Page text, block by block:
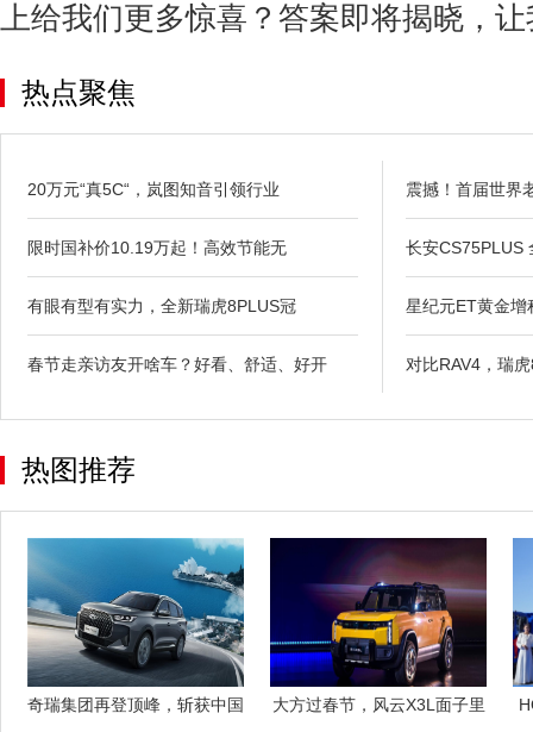
上给我们更多惊喜？答案即将揭晓，
热点聚焦
20万元“真5C“，岚图知音引领行业
限时国补价10.19万起！高效节能无
有眼有型有实力，全新瑞虎8PLUS冠
春节走亲访友开啥车？好看、舒适、好开
震撼！首届世界
长安CS75PLUS
星纪元ET黄金增
对比RAV4，瑞
热图推荐
奇瑞集团再登顶峰，斩获中国
大方过春节，风云X3L面子里